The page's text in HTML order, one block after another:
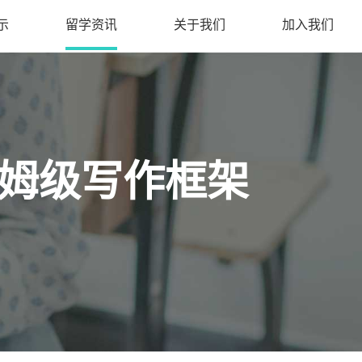
留学资讯 关于我们 加入我们
级写作框架